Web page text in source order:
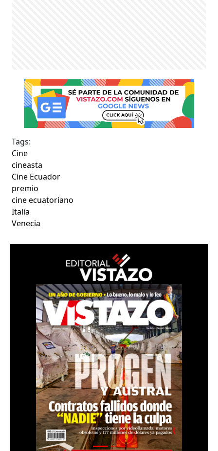
Tags:
Cine
cineasta
Cine Ecuador
premio
cine ecuatoriano
Italia
Venecia